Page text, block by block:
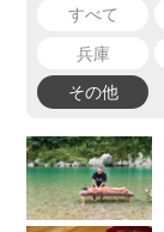
すべて
兵庫
その他